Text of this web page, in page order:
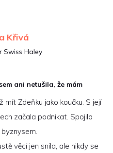
Křivá
Swiss Haley
ani netušila, že mám
mít Zdeňku jako koučku. S její
začala podnikat. Spojila
věcí jen snila, ale nikdy se